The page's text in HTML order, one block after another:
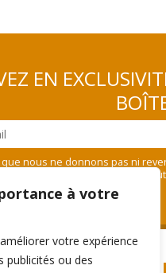
à votre
votre expérience
publicités ou des
EN
que nous ne donnons pas ni
vous désinscrire à